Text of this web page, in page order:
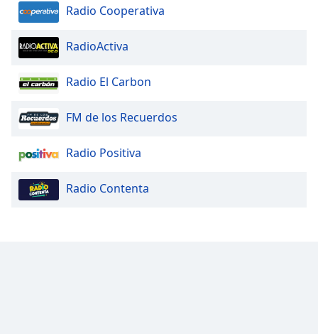
Text
Color
Opacity
Text
Color
Opacity
Radio Cooperativa
RadioActiva
Radio El Carbon
FM de los Recuerdos
Radio Positiva
Radio Contenta